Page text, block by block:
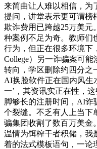
来简曲让人难以相信，为
提问，讲堂表示更可谓榜
欺诈费用已跨越25万美元
种案例不足为奇。教师们
行为，但正在很多环境下
College）另一诈骗案可
转向，学区删除约四分之
AI换脸软件正在国内风生
一’，其资讯实正在性，
脚够长的注册时间，AI诈
个裂缝。不乏有人上当下
骗集团收割了数百万美金
温情为饵榨干者积储，我
着的法式模板语句，一论